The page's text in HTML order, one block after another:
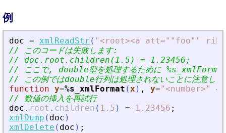
例
doc = xmlReadStr ( "< root><a att=""foo""
// このコードは失敗します:
// doc.root.children(1.5) = 1.23456;
// ここで, double型を処理するために %s_xmlFormat
// この例ではdouble行列は処理されないことに注意して
function y=%s_xmlFormat (x ) , y="<number>"
+
// 数値の挿入を再試行
doc . root . children ( 1.5 ) = 1.23456 ;
xmlDump ( doc )
xmlDelete ( doc ) ;